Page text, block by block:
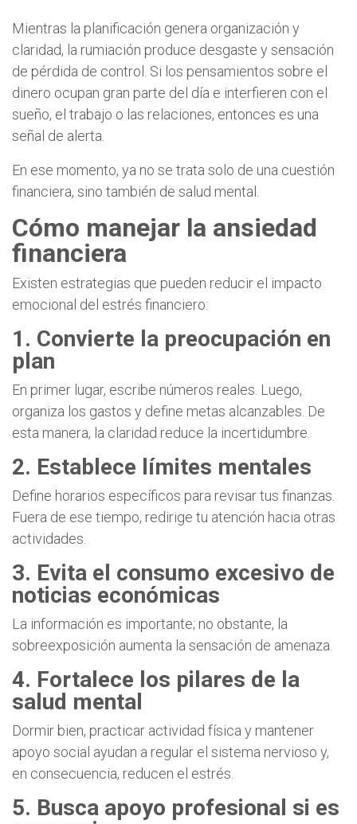
Mientras la planificación genera organización y
claridad, la rumiación produce desgaste y sensación
de pérdida de control. Si los pensamientos sobre el
dinero ocupan gran parte del día e interfieren con el
sueño, el trabajo o las relaciones, entonces es una
señal de alerta.
En ese momento, ya no se trata solo de una cuestión
financiera, sino también de salud mental.
Cómo manejar la ansiedad
financiera
Existen estrategias que pueden reducir el impacto
emocional del estrés financiero:
1. Convierte la preocupación en
plan
En primer lugar, escribe números reales. Luego,
organiza los gastos y define metas alcanzables. De
esta manera, la claridad reduce la incertidumbre.
2. Establece límites mentales
Define horarios específicos para revisar tus finanzas.
Fuera de ese tiempo, redirige tu atención hacia otras
actividades.
3. Evita el consumo excesivo de
noticias económicas
La información es importante; no obstante, la
sobreexposición aumenta la sensación de amenaza.
4. Fortalece los pilares de la
salud mental
Dormir bien, practicar actividad física y mantener
apoyo social ayudan a regular el sistema nervioso y,
en consecuencia, reducen el estrés.
5. Busca apoyo profesional si es